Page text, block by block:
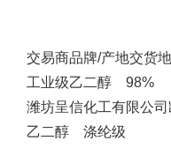
交易商品牌/产地交货地
工业级乙二醇 98%
潍坊呈信化工有限公司
乙二醇 涤纶级